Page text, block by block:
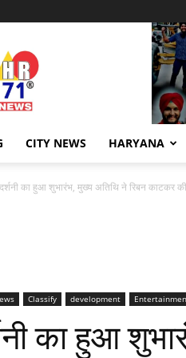
Hr71news
CITY NEWS HARYANA
का हुआ शुभारंभ, मुख्य अतिथि ने रिबन काटकर
Classify development
का हुआ